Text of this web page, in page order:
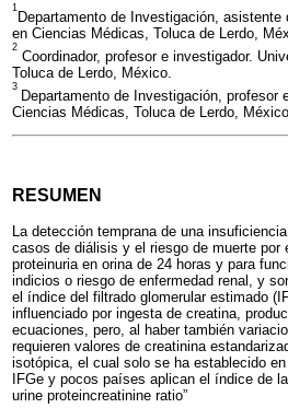
1
Departamento de Investigación,
en Ciencias Médicas, Toluca de Lerdo,
2
Coordinador, profesor e investigador.
Toluca de Lerdo, México.
3
Departamento de Investigación,
Ciencias Médicas, Toluca de Lerdo,
RESUMEN
La detección temprana de una
casos de diálisis y el riesgo de muerte por
proteinuria en orina de 24 horas y para
indicios o riesgo de enfermedad renal, y
el índice del filtrado glomerular estimado
influenciado por ingesta de creatina,
ecuaciones, pero, al haber también
requieren valores de creatinina
isotópica, el cual solo se ha establecido
IFGe y pocos países aplican el índice de
urine proteincreatinine ratio”